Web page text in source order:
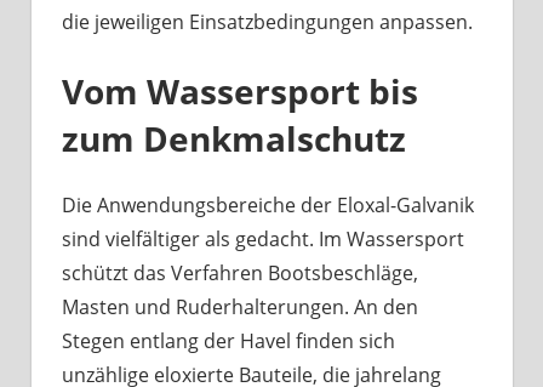
die jeweiligen Einsatzbedingungen anpassen.
Vom Wassersport bis
zum Denkmalschutz
Die Anwendungsbereiche der Eloxal-Galvanik
sind vielfältiger als gedacht. Im Wassersport
schützt das Verfahren Bootsbeschläge,
Masten und Ruderhalterungen. An den
Stegen entlang der Havel finden sich
unzählige eloxierte Bauteile, die jahrelang